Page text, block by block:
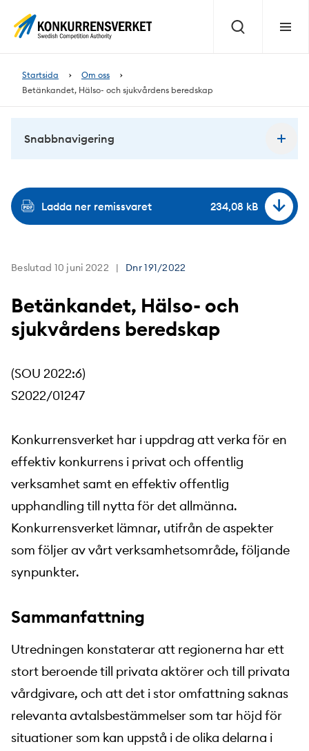
Sök Meny
Startsida
Om oss
Betänkandet, Hälso- och sjukvårdens beredskap
Beslutad 10 juni 2022 Dnr191/2022
Betänkandet, Hälso- och
sjukvårdens beredskap
(SOU 2022:6)
S2022/01247
Konkurrensverket har i uppdrag att verka för en
effektiv konkurrens i privat och offentlig
verksamhet samt en effektiv offentlig
upphandling till nytta för det allmänna.
Konkurrensverket lämnar, utifrån de aspekter
som följer av vårt verksamhetsområde, följande
synpunkter.
Sammanfattning
Utredningen konstaterar att regionerna har ett
stort beroende till privata aktörer och till privata
vårdgivare, och att det i stor omfattning saknas
relevanta avtalsbestämmelser som tar höjd för
situationer som kan uppstå i de olika delarna i
Ladda ner remissvaret 234,08 kB
Snabbnavigering